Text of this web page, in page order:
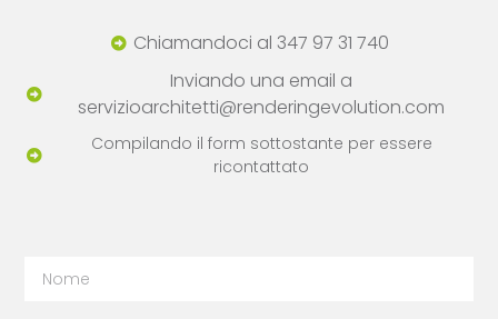
Chiamandoci al 347 97 31 740
Inviando una email a
servizioarchitetti@renderingevolution.com
Compilando il form sottostante per essere
ricontattato